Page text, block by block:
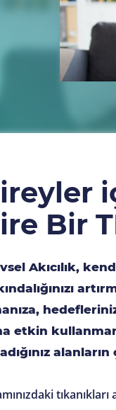
Bir
Akıcılık,
etkin